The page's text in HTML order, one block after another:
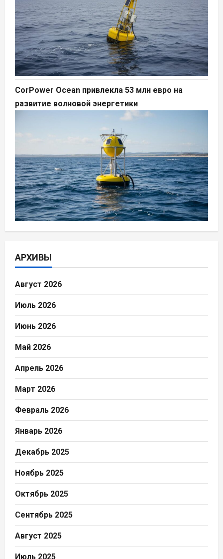
CorPower Ocean привлекла 53 млн евро на
развитие волновой энергетики
АРХИВЫ
Август 2026
Июль 2026
Июнь 2026
Май 2026
Апрель 2026
Март 2026
Февраль 2026
Январь 2026
Декабрь 2025
Ноябрь 2025
Октябрь 2025
Сентябрь 2025
Август 2025
Июль 2025